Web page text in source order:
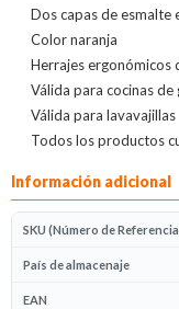
Dos capas de esmalte
Color naranja
Herrajes ergonómicos
Válida para cocinas
Válida para lavavajillas
Todos los productos
Información adicional
SKU (Número de
País de almacenaje
EAN